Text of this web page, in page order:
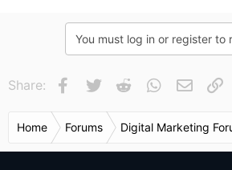
You must log in or register to
Share: Facebook
Twitter Reddit WhatsApp
E-Mail
Home Forums Digital Marketing